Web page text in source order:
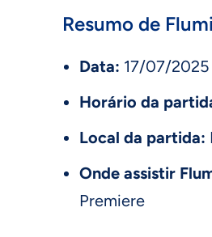
Resumo de
Data: 17/07/2025
Horário da
Local da partida:
Onde assistir
Premiere